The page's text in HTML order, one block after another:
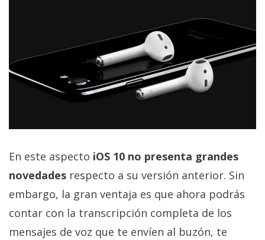
En este aspecto iOS 10 no presenta grandes
novedades respecto a su versión anterior. Sin
embargo, la gran ventaja es que ahora podrás
contar con la transcripción completa de los
mensajes de voz que te envíen al buzón, te